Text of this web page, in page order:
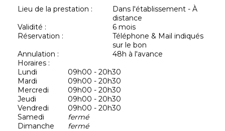
Lieu de la prestation :
Dans l'établissement - À
distance
Validité :
6 mois
Réservation :
Téléphone & Mail indiqués
sur le bon
Annulation :
48h à l'avance
Horaires :
Lundi
09h00 - 20h30
Mardi
09h00 - 20h30
Mercredi
09h00 - 20h30
Jeudi
09h00 - 20h30
Vendredi
09h00 - 20h30
Samedi
fermé
Dimanche
fermé